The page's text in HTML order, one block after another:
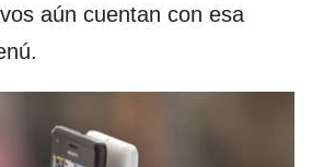
aún cuentan con esa